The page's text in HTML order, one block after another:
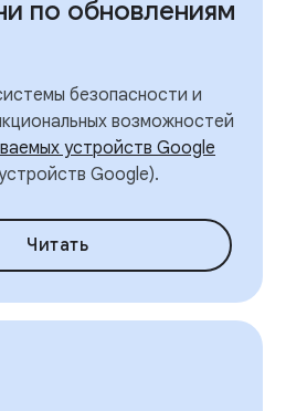
по обновлениям
безопасности и
возможностей
устройств Google
Google).
Читать